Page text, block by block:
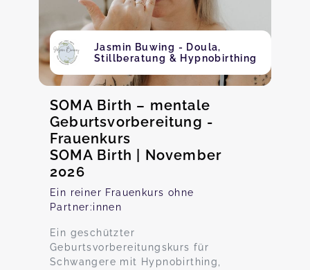
Jasmin Buwing - Doula,
Stillberatung & Hypnobirthing
SOMA Birth – mentale
Geburtsvorbereitung -
Frauenkurs
SOMA Birth | November
2026
Ein reiner Frauenkurs ohne
Partner:innen
Ein geschützter
Geburtsvorbereitungskurs für
Schwangere mit Hypnobirthing,